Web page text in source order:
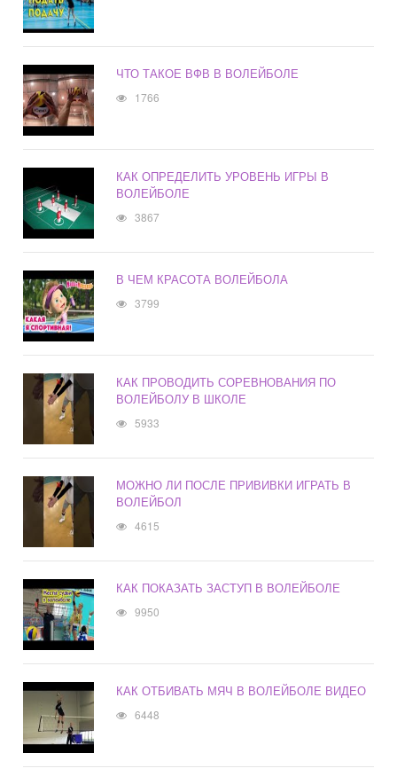
ЧТО ТАКОЕ ВФВ В ВОЛЕЙБОЛЕ
1766
КАК ОПРЕДЕЛИТЬ УРОВЕНЬ ИГРЫ В
ВОЛЕЙБОЛЕ
3867
В ЧЕМ КРАСОТА ВОЛЕЙБОЛА
3799
КАК ПРОВОДИТЬ СОРЕВНОВАНИЯ ПО
ВОЛЕЙБОЛУ В ШКОЛЕ
5933
МОЖНО ЛИ ПОСЛЕ ПРИВИВКИ ИГРАТЬ В
ВОЛЕЙБОЛ
4615
КАК ПОКАЗАТЬ ЗАСТУП В ВОЛЕЙБОЛЕ
9950
КАК ОТБИВАТЬ МЯЧ В ВОЛЕЙБОЛЕ ВИДЕО
6448